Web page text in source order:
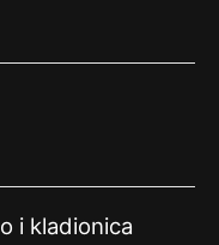
i kladionica